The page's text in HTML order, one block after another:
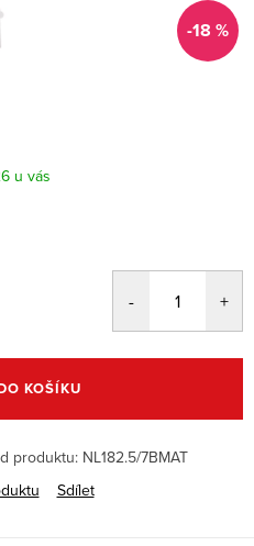
-18 %
KOŠÍKU
produktu: NL182.5/7BMAT
Sdílet